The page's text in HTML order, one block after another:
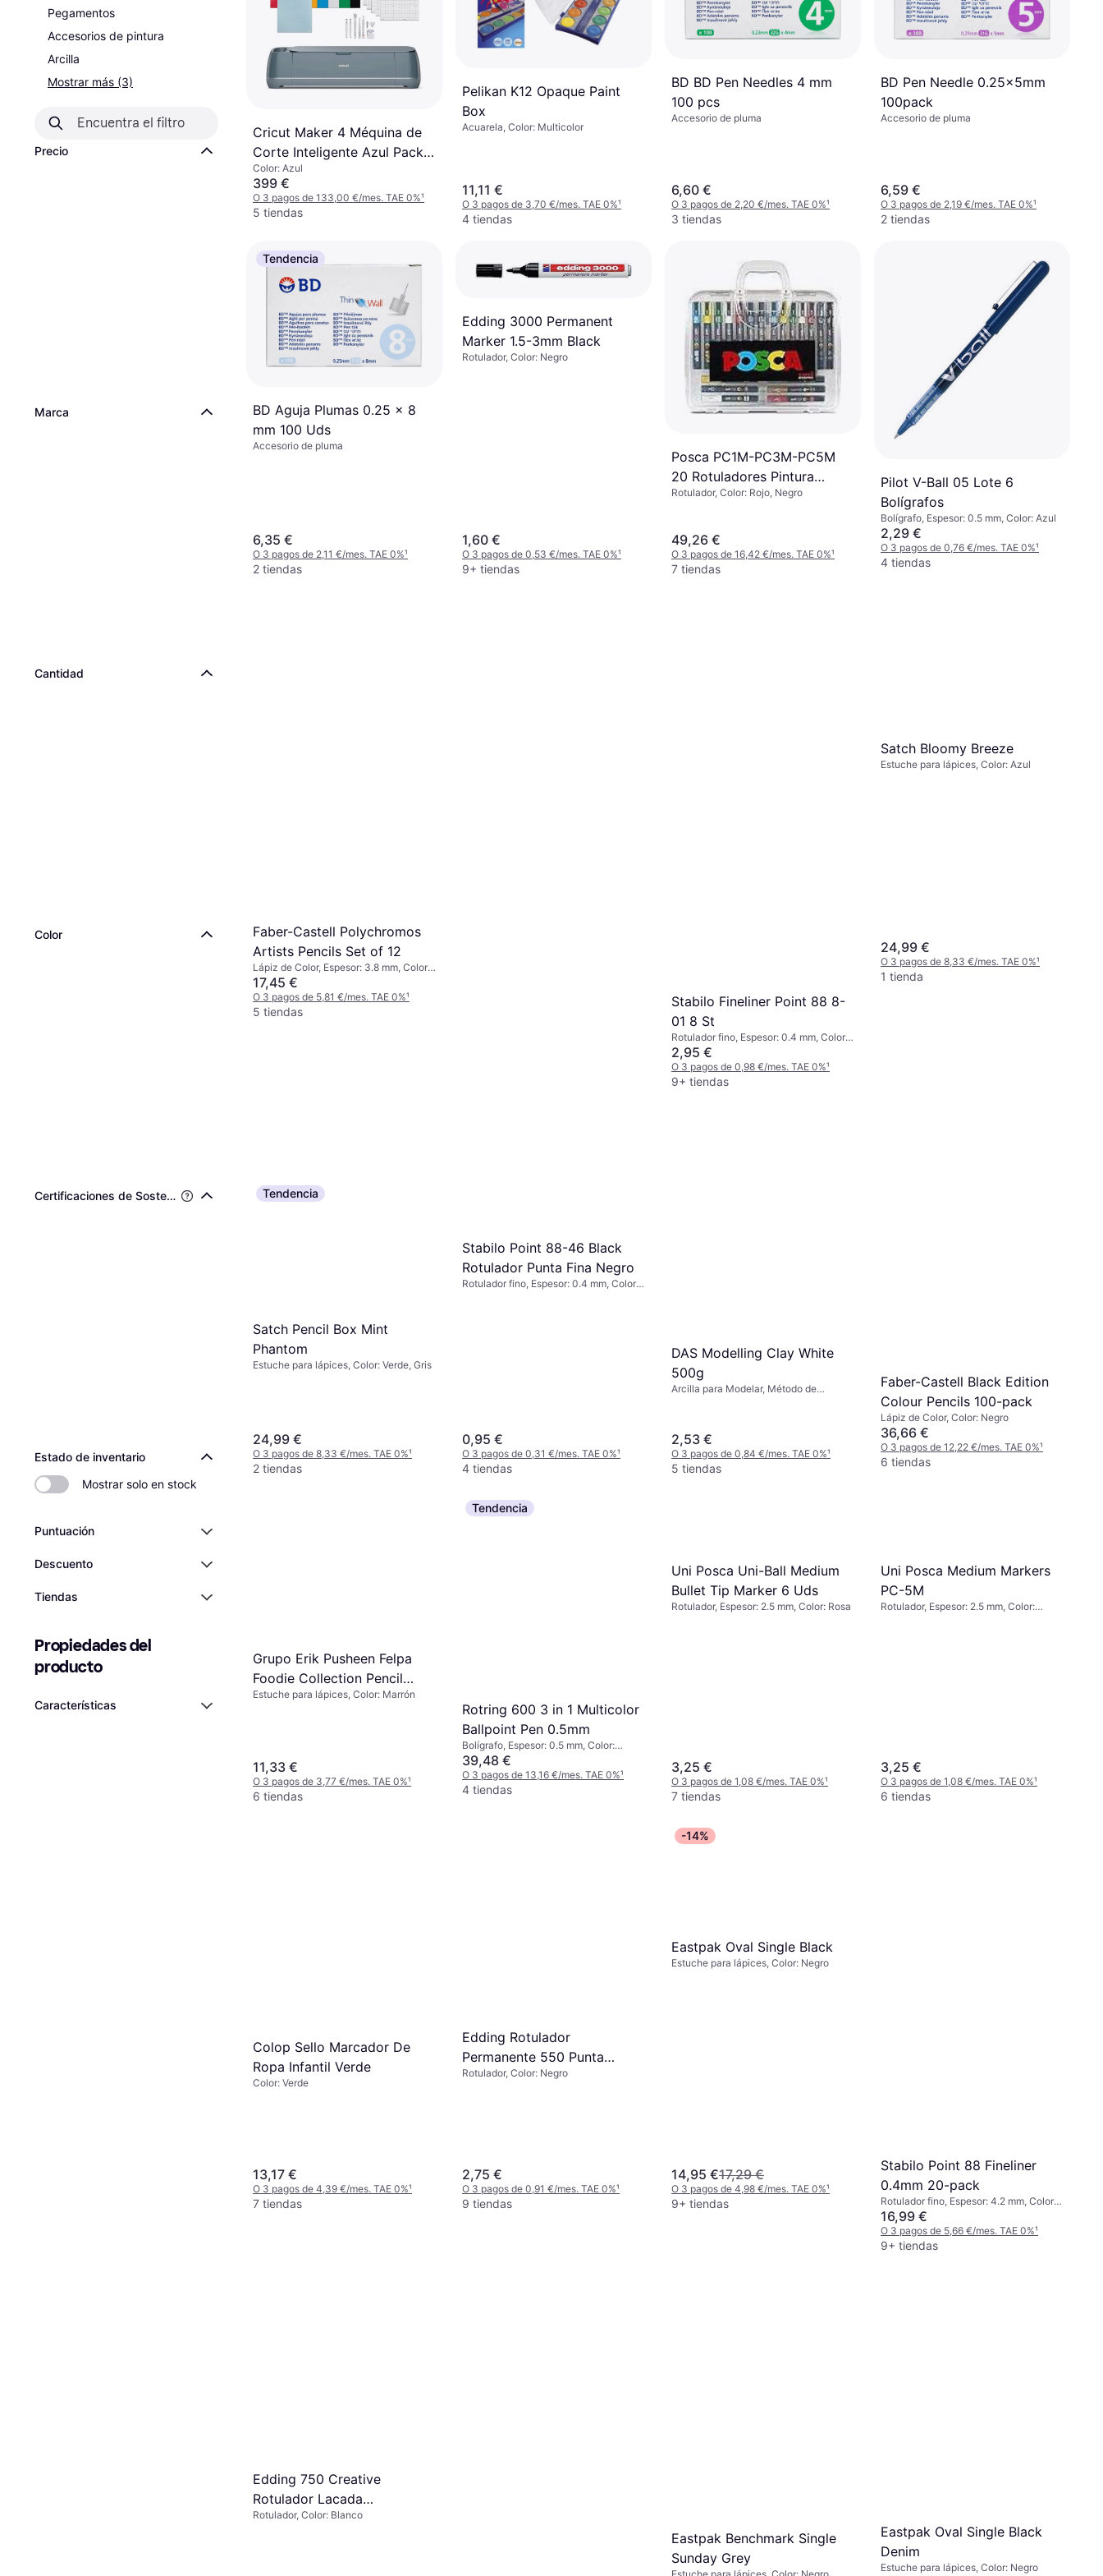
Pegamentos
Accesorios de pintura
Arcilla
Mostrar más (3)
Precio
Marca
Cantidad
Color
Certificaciones de Sostenibilidad de Terceros
Estado de inventario
Mostrar solo en stock
Puntuación
Descuento
Tiendas
Propiedades del
producto
Características
Cricut Maker 4 Méquina de
Corte Inteligente Azul Pack
Esencial
Color: Azul
399 €
O 3 pagos de 133,00 €/mes. TAE 0%¹
5 tiendas
Pelikan K12 Opaque Paint
Box
Acuarela, Color: Multicolor
11,11 €
O 3 pagos de 3,70 €/mes. TAE 0%¹
4 tiendas
BD BD Pen Needles 4 mm
100 pcs
Accesorio de pluma
6,60 €
O 3 pagos de 2,20 €/mes. TAE 0%¹
3 tiendas
BD Pen Needle 0.25x5mm
100pack
Accesorio de pluma
6,59 €
O 3 pagos de 2,19 €/mes. TAE 0%¹
2 tiendas
Tendencia
BD Aguja Plumas 0.25 x 8
mm 100 Uds
Accesorio de pluma
6,35 €
O 3 pagos de 2,11 €/mes. TAE 0%¹
2 tiendas
Edding 3000 Permanent
Marker 1.5-3mm Black
Rotulador, Color: Negro
1,60 €
O 3 pagos de 0,53 €/mes. TAE 0%¹
9+ tiendas
Posca PC1M-PC3M-PC5M
20 Rotuladores Pintura
Acrílica
Rotulador, Color: Rojo, Negro
49,26 €
O 3 pagos de 16,42 €/mes. TAE 0%¹
7 tiendas
Pilot V-Ball 05 Lote 6
Bolígrafos
Bolígrafo, Espesor: 0.5 mm, Color: Azul
2,29 €
O 3 pagos de 0,76 €/mes. TAE 0%¹
4 tiendas
Faber-Castell Polychromos
Artists Pencils Set of 12
Lápiz de Color, Espesor: 3.8 mm, Color:
Multicolor
17,45 €
O 3 pagos de 5,81 €/mes. TAE 0%¹
5 tiendas
Stabilo Fineliner Point 88 8-
01 8 St
Rotulador fino, Espesor: 0.4 mm, Color:
Multicolor, Azul, Turquesa, Negro,
Amarillo, Naranja
2,95 €
O 3 pagos de 0,98 €/mes. TAE 0%¹
9+ tiendas
Satch Bloomy Breeze
Estuche para lápices, Color: Azul
24,99 €
O 3 pagos de 8,33 €/mes. TAE 0%¹
1 tienda
Tendencia
Satch Pencil Box Mint
Phantom
Estuche para lápices, Color: Verde, Gris
24,99 €
O 3 pagos de 8,33 €/mes. TAE 0%¹
2 tiendas
Stabilo Point 88-46 Black
Rotulador Punta Fina Negro
Rotulador fino, Espesor: 0.4 mm, Color:
0,95 €
O 3 pagos de 0,31 €/mes. TAE 0%¹
4 tiendas
DAS Modelling Clay White
500g
Arcilla para Modelar, Método de
2,53 €
O 3 pagos de 0,84 €/mes. TAE 0%¹
5 tiendas
Faber-Castell Black Edition
Colour Pencils 100-pack
Lápiz de Color, Color: Negro
36,66 €
O 3 pagos de 12,22 €/mes. TAE 0%¹
6 tiendas
Grupo Erik Pusheen Felpa
Foodie Collection Pencil
Case
Estuche para lápices, Color: Marrón
11,33 €
O 3 pagos de 3,77 €/mes. TAE 0%¹
6 tiendas
Tendencia
Rotring 600 3 in 1 Multicolor
Ballpoint Pen 0.5mm
Bolígrafo, Espesor: 0.5 mm, Color:
Multicolor
39,48 €
O 3 pagos de 13,16 €/mes. TAE 0%¹
4 tiendas
Uni Posca Uni-Ball Medium
Bullet Tip Marker 6 Uds
Rotulador, Espesor: 2.5 mm, Color: Rosa
3,25 €
O 3 pagos de 1,08 €/mes. TAE 0%¹
7 tiendas
Uni Posca Medium Markers
PC-5M
Rotulador, Espesor: 2.5 mm, Color:
3,25 €
O 3 pagos de 1,08 €/mes. TAE 0%¹
6 tiendas
Colop Sello Marcador De
Ropa Infantil Verde
Color: Verde
13,17 €
O 3 pagos de 4,39 €/mes. TAE 0%¹
7 tiendas
Edding Rotulador
Permanente 550 Punta
Cónica
Rotulador, Color: Negro
2,75 €
O 3 pagos de 0,91 €/mes. TAE 0%¹
9 tiendas
-14%
Eastpak Oval Single Black
Estuche para lápices, Color: Negro
14,95 €17,29 €
O 3 pagos de 4,98 €/mes. TAE 0%¹
9+ tiendas
Stabilo Point 88 Fineliner
0.4mm 20-pack
Rotulador fino, Espesor: 4.2 mm, Color:
Multicolor
16,99 €
O 3 pagos de 5,66 €/mes. TAE 0%¹
9+ tiendas
Edding 750 Creative
Rotulador Lacada
Permanente Blanco 10 Stk
Rotulador, Color: Blanco
Eastpak Benchmark Single
Sunday Grey
Eastpak Oval Single Black
Denim
Estuche para lápices, Color: Negro